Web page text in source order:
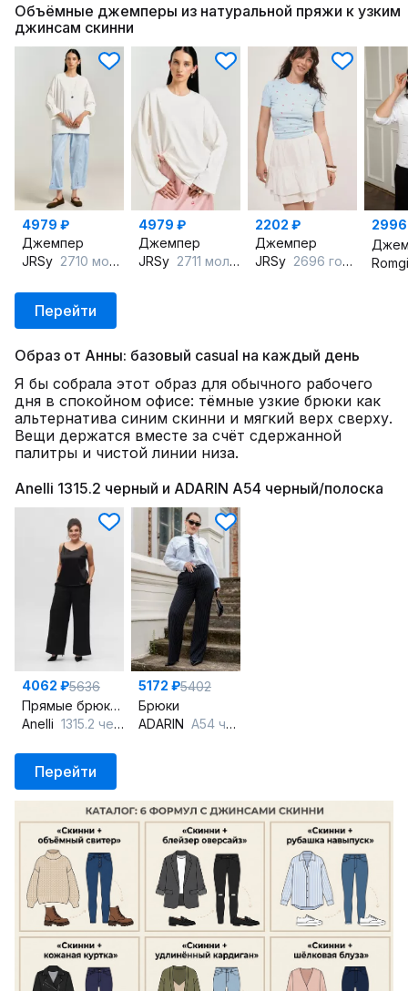
Объёмные джемперы из натуральной пряжи к узким
джинсам скинни
4979 ₽
Джемпер
JRSy 2710 молоко
4979 ₽
Джемпер
JRSy 2711 молоко
2202 ₽
Джемпер
JRSy 2696 голубой_цветочек
Перейти
Образ от Анны: базовый casual на каждый день
Я бы собрала этот образ для обычного рабочего
дня в спокойном офисе: тёмные узкие брюки как
альтернатива синим скинни и мягкий верх сверху.
Вещи держатся вместе за счёт сдержанной
палитры и чистой линии низа.
Anelli 1315.2 черный и ADARIN А54 черный/полоска
4062 ₽5636
Прямые брюки из текстиля с высокой посадкой и застежкой спереди
Anelli 1315.2 черный
5172 ₽5402
Брюки
ADARIN А54 черный/полоска
Перейти